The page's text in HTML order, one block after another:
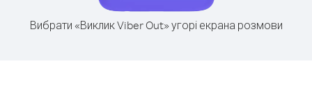
Вибрати «Виклик Viber Out» угорі екрана розмови